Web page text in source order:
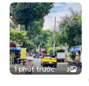
1 phút trước 3